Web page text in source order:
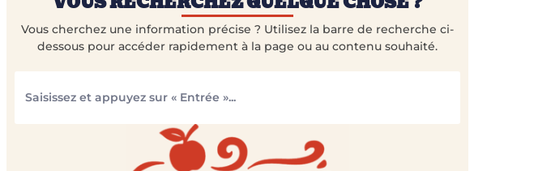
Vous cherchez une information précise ? Utilisez la barre de recherche ci-
dessous pour accéder rapidement à la page ou au contenu souhaité.